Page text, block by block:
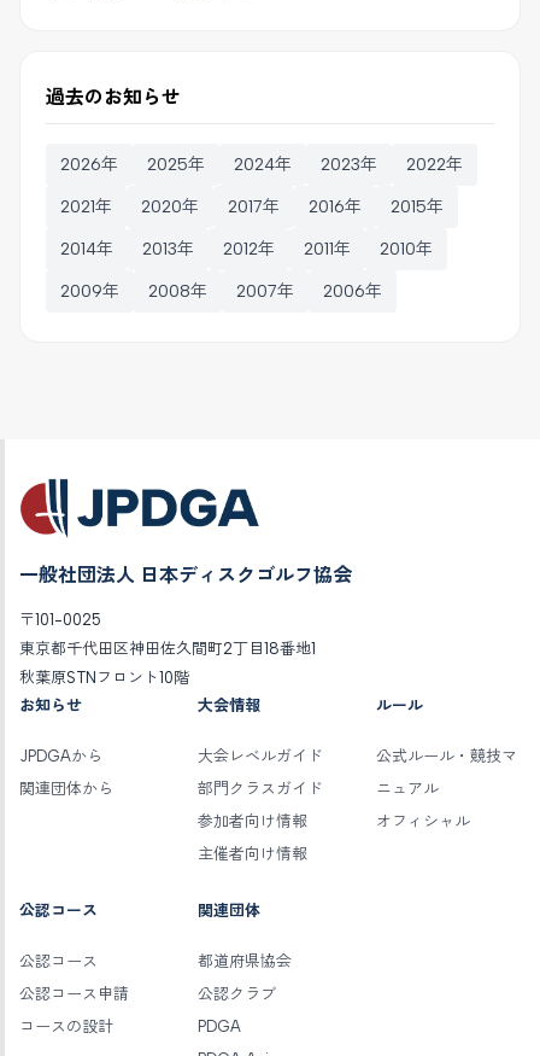
過去のお知らせ
2026年 2025年 2024年 2023年 2022年
2021年 2020年 2017年 2016年 2015年
2014年 2013年 2012年 2011年 2010年
2009年 2008年 2007年 2006年
一般社団法人 日本ディスクゴルフ協会
〒101-0025
東京都千代田区神田佐久間町2丁目18番地1
秋葉原STNフロント10階
お知らせ
JPDGAから
関連団体から
大会情報
大会レベルガイド
部門クラスガイド
参加者向け情報
主催者向け情報
ルール
公式ルール・競技マ
ニュアル
オフィシャル
公認コース
公認コース
公認コース申請
コースの設計
関連団体
都道府県協会
公認クラブ
PDGA